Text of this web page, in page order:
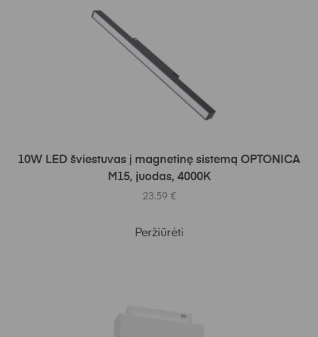
Į KREPŠELĮ
10W LED šviestuvas į magnetinę sistemą OPTONICA
M15, juodas, 4000K
23.59 €
Peržiūrėti